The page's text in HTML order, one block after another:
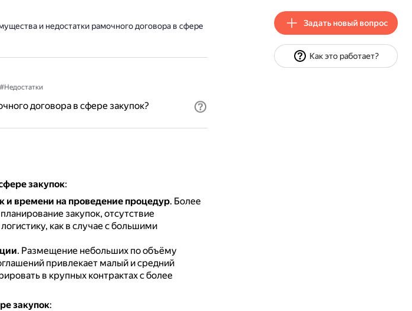
и недостатки рамочного договора в сфере
#Недостатки
договора в сфере закупок?
закупок:
времени на проведение процедур. Более
закупок, отсутствие
как в случае с большими
. Размещение небольших по объёму
привлекает малый и средний
в крупных контрактах с более
закупок:
Задать новый вопрос
Как это работает?